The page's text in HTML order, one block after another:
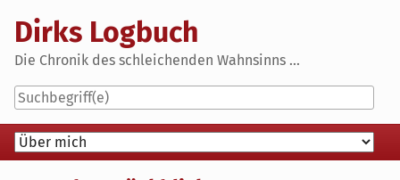
content
Dirks Logbuch
Die Chronik des schleichenden Wahnsinns ...
Navigation